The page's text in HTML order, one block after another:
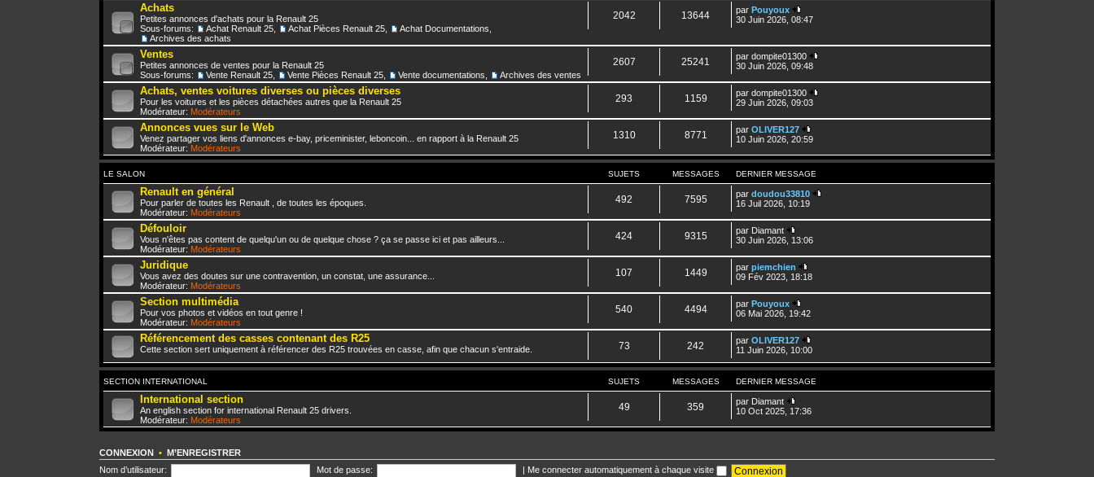
Achats
Petites annonces d'achats pour la Renault 25
Sous-forums:
Achat Renault 25 Achat Pièces Renault 25 Achat Documentations
Archives des achats
2042 13644 parPouyoux
30 Juin 2026, 08:47
Ventes
Petites annonces de ventes pour la Renault 25
Sous-forums:
Vente Renault 25 Vente Pièces Renault 25 Vente documentations Archives des ventes
2607 25241 pardompite01300
30 Juin 2026, 09:48
Achats, ventes voitures diverses ou pièces diverses
Pour les voitures et les pièces détachées autres que la Renault 25
Modérateur: Modérateurs
293 1159 pardompite01300
29 Juin 2026, 09:03
Annonces vues sur le Web
Venez partager vos liens d'annonces e-bay, priceminister, leboncoin... en rapport à la Renault 25
Modérateur: Modérateurs
1310 8771 parOLIVER127
10 Juin 2026, 20:59
LE SALON SUJETS MESSAGES DERNIER MESSAGE
Renault en général
Pour parler de toutes les Renault , de toutes les époques.
Modérateur: Modérateurs
492 7595 pardoudou33810
16 Juil 2026, 10:19
Défouloir
Vous n'êtes pas content de quelqu'un ou de quelque chose ? ça se passe ici et pas ailleurs...
Modérateur: Modérateurs
424 9315 par Diamant
30 Juin 2026, 13:06
Juridique
Vous avez des doutes sur une contravention, un constat, une assurance...
Modérateur: Modérateurs
107 1449 parpiemchien
09 Fév 2023, 18:18
Section multimédia
Pour vos photos et vidéos en tout genre !
Modérateur: Modérateurs
540 4494 parPouyoux
06 Mai 2026, 19:42
Référencement des casses contenant des R25
Cette section sert uniquement à référencer des R25 trouvées en casse, afin que chacun s'entraide. 73 242 parOLIVER127
11 Juin 2026, 10:00
SECTION INTERNATIONAL SUJETS MESSAGES DERNIER MESSAGE
International section
An english section for international Renault 25 drivers.
Modérateur: Modérateurs
49 359 par Diamant
10 Oct 2025, 17:36
CONNEXION • M’ENREGISTRER
Nom d’utilisateur:
Mot de passe: Me connecter automatiquement à chaque visite